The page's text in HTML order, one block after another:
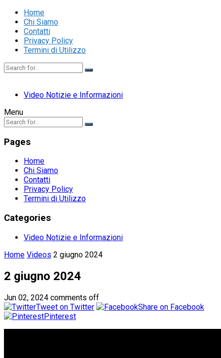
Home
Chi Siamo
Contatti
Privacy Policy
Termini di Utilizzo
Video Notizie e Informazioni
Menu
Pages
Home
Chi Siamo
Contatti
Privacy Policy
Termini di Utilizzo
Categories
Video Notizie e Informazioni
Home Videos 2 giugno 2024
2 giugno 2024
Jun 02, 2024 comments off
Tweet on Twitter
Share on Facebook
Pinterest